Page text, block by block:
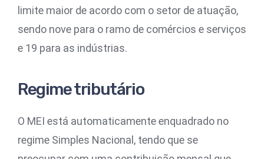
limite maior de acordo com o setor de atuação,
sendo nove para o ramo de comércios e serviços
e 19 para as indústrias.
Regime tributário
O MEI está automaticamente enquadrado no
regime Simples Nacional, tendo que se